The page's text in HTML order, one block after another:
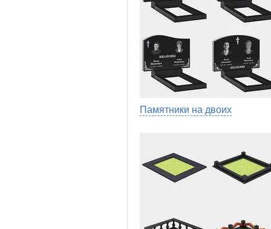
Памятники на двоих